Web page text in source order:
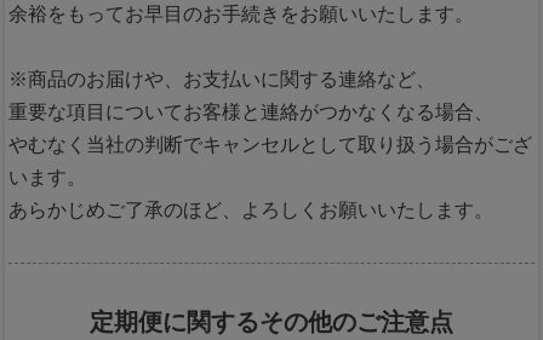
余裕をもってお早目のお手続きをお願いいたします。
※商品のお届けや、お支払いに関する連絡など、
重要な項目についてお客様と連絡がつかなくなる場合、
やむなく当社の判断でキャンセルとして取り扱う場合がござ
います。
あらかじめご了承のほど、よろしくお願いいたします。
定期便に関するその他のご注意点